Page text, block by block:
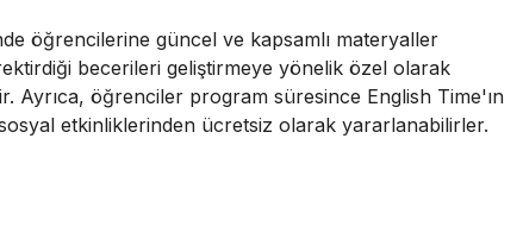
öğrencilerine güncel ve kapsamlı materyaller
becerileri geliştirmeye yönelik özel olarak
Ayrıca, öğrenciler program süresince English Time'ın
etkinliklerinden ücretsiz olarak yararlanabilirler.